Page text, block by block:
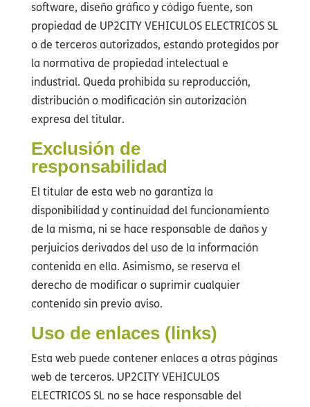
software, diseño gráfico y código fuente, son
propiedad de UP2CITY VEHICULOS ELECTRICOS SL
o de terceros autorizados, estando protegidos por
la normativa de propiedad intelectual e
industrial. Queda prohibida su reproducción,
distribución o modificación sin autorización
expresa del titular.
Exclusión de
responsabilidad
El titular de esta web no garantiza la
disponibilidad y continuidad del funcionamiento
de la misma, ni se hace responsable de daños y
perjuicios derivados del uso de la información
contenida en ella. Asimismo, se reserva el
derecho de modificar o suprimir cualquier
contenido sin previo aviso.
Uso de enlaces (links)
Esta web puede contener enlaces a otras páginas
web de terceros. UP2CITY VEHICULOS
ELECTRICOS SL no se hace responsable del